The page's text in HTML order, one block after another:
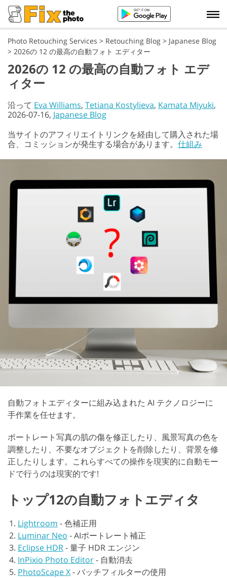
Photo Retouching Services > Retouching Blog > Japanese Blog
> 2026の 12 の最高の自動フォト エディター
2026の 12 の最高の自動フォト エデ
ィター
沿って Eva Williams, Tetiana Kostylieva, Kamata Miyuki,
2026-07-16, Japanese Blog
当サイトのアフィリエイトリンクを経由して購入された場
合、コミッションが発生する場合があります。 仕組み
自動フォトエディターに組み込まれた AI テクノロジーに
手作業を任せます。
ポートレート写真の肌の傷を修正したり、風景写真の色を
調整したり、不要なオブジェクトを削除したり、背景を修
正したりします。これらすべての操作を現実的に自動モー
ドで行うのは現実的です!
トップ12の自動フォトエディタ
Lightroom -色補正用
Luminar Neo -AIポートレート補正
Eclipse HDR-量子 HDR エンジン
InPixio Photo Editor- 自動消去
PhotoScape X-バッチフィルターの使用